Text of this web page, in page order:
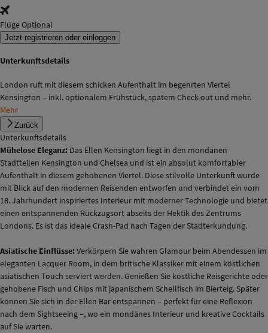
Flüge Optional
Jetzt registrieren oder einloggen
Unterkunftsdetails
London ruft mit diesem schicken Aufenthalt im begehrten Viertel
Kensington – inkl. optionalem Frühstück, spätem Check-out und mehr.
Mehr
Zurück
Unterkunftsdetails
Mühelose Eleganz: Das Ellen Kensington liegt in den mondänen
Stadtteilen Kensington und Chelsea und ist ein absolut komfortabler
Aufenthalt in diesem gehobenen Viertel. Diese stilvolle Unterkunft wurde
mit Blick auf den modernen Reisenden entworfen und verbindet ein vom
18. Jahrhundert inspiriertes Interieur mit moderner Technologie und bietet
einen entspannenden Rückzugsort abseits der Hektik des Zentrums
Londons. Es ist das ideale Crash-Pad nach Tagen der Stadterkundung.
Asiatische Einflüsse:Verkörpern Sie wahren Glamour beim Abendessen im
eleganten Lacquer Room, in dem britische Klassiker mit einem köstlichen
asiatischen Touch serviert werden. Genießen Sie köstliche Reisgerichte oder
gehobene Fisch und Chips mit japanischem Schellfisch im Bierteig. Später
können Sie sich in der Ellen Bar entspannen – perfekt für eine Reflexion
nach dem Sightseeing –, wo ein mondänes Interieur und kreative Cocktails
auf Sie warten.